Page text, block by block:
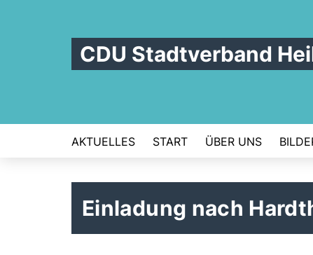
CDU Stadtverband
AKTUELLES START ÜBER UNS
Einladung nach